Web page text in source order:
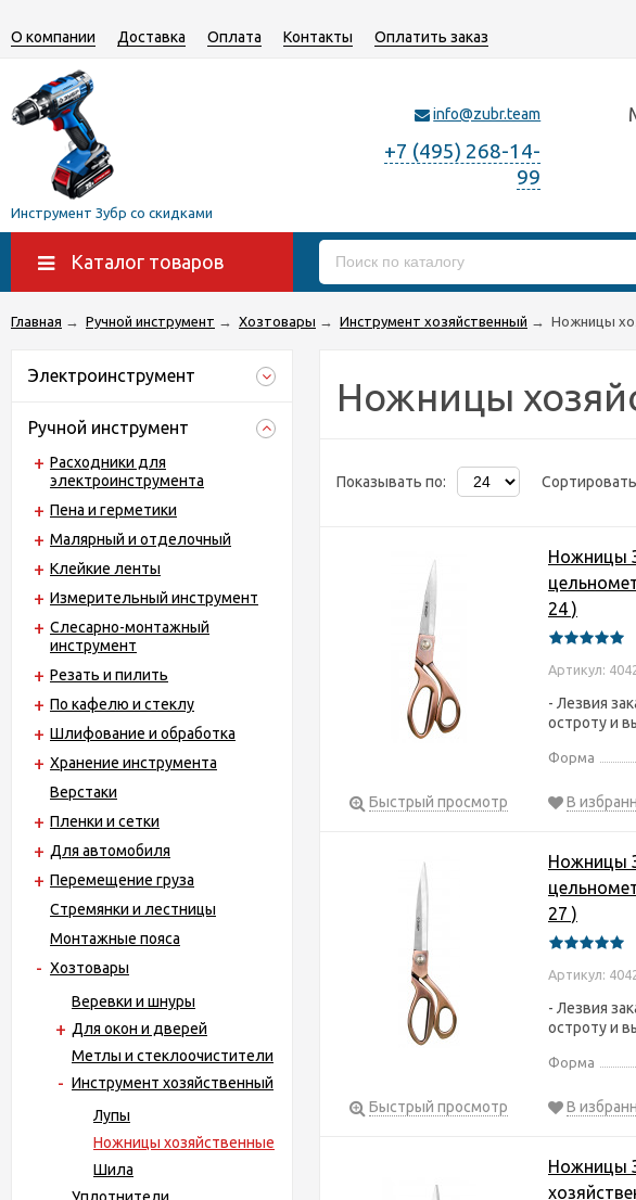
О компании Доставка Оплата Контакты Оплатить заказ
Инструмент Зубр со скидками
info@zubr.team
+7 (495) 268-14-
99
Каталог товаров
Главная → Ручной инструмент → Хозтовары → Инструмент хозяйственный → Ножницы
Электроинструмент
Ручной инструмент
Расходники для
электроинструмента
Пена и герметики
Малярный и отделочный
Клейкие ленты
Измерительный инструмент
Слесарно-монтажный
инструмент
Резать и пилить
По кафелю и стеклу
Шлифование и обработка
Хранение инструмента
Верстаки
Пленки и сетки
Для автомобиля
Перемещение груза
Стремянки и лестницы
Монтажные пояса
Хозтовары
Веревки и шнуры
Для окон и дверей
Метлы и стеклоочистители
Инструмент хозяйственный
Лупы
Ножницы хозяйственные
Шила
Ножницы
Показывать по:
Ножницы
24 )
Артикул:
- Лезвия
остроту и
Форма
Быстрый просмотр В
Ножницы
27 )
Артикул:
- Лезвия
остроту и
Форма
Быстрый просмотр В
Ножницы